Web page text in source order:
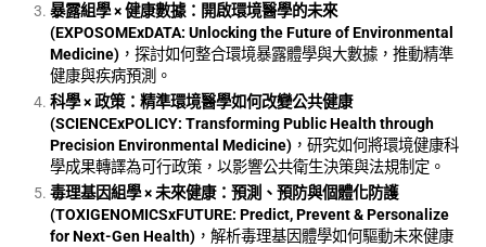
暴露組學×健康數據：開啟環境醫學的未來
(EXPOSOMExDATA: Unlocking the Future of Environmental
Medicine) ，探討如何整合環境暴露體學與大數據，推動精準
健康與疾病預測。
科學×政策：精準環境醫學如何改變公共健康
(SCIENCExPOLICY: Transforming Public Health through
Precision Environmental Medicine) ，研究如何將環境健康科
學成果轉譯為可行政策，以影響公共衛生決策與法規制定。
毒理基因組學×未來健康：預測、預防與個體化防護
(TOXIGENOMICSxFUTURE: Predict, Prevent & Personalize
for Next-Gen Health) ，解析毒理基因體學如何驅動未來健康